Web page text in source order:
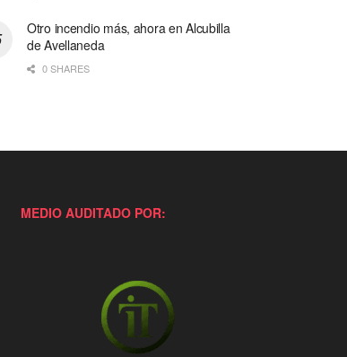
Otro incendio más, ahora en Alcubilla
de Avellaneda
0 SHARES
MEDIO AUDITADO POR: